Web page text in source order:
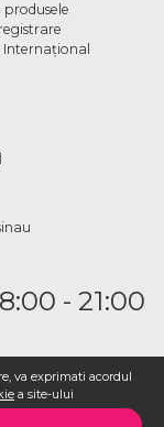
va exprimati acordul
a site-ului
- 21:00